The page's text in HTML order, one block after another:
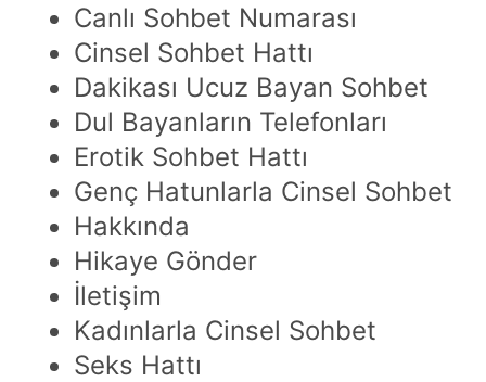
Canlı Sohbet Numarası
Cinsel Sohbet Hattı
Dakikası Ucuz Bayan Sohbet
Dul Bayanların Telefonları
Erotik Sohbet Hattı
Genç Hatunlarla Cinsel Sohbet
Hakkında
Hikaye Gönder
İletişim
Kadınlarla Cinsel Sohbet
Seks Hattı